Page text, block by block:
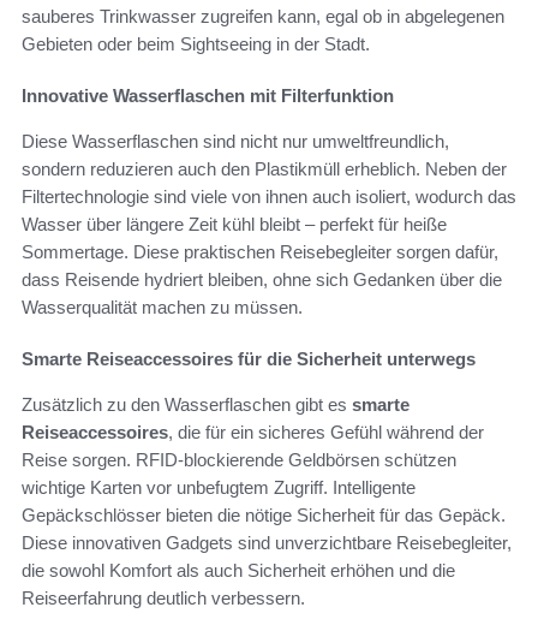
sauberes Trinkwasser zugreifen kann, egal ob in abgelegenen
Gebieten oder beim Sightseeing in der Stadt.
Innovative Wasserflaschen mit Filterfunktion
Diese Wasserflaschen sind nicht nur umweltfreundlich,
sondern reduzieren auch den Plastikmüll erheblich. Neben der
Filtertechnologie sind viele von ihnen auch isoliert, wodurch das
Wasser über längere Zeit kühl bleibt – perfekt für heiße
Sommertage. Diese praktischen Reisebegleiter sorgen dafür,
dass Reisende hydriert bleiben, ohne sich Gedanken über die
Wasserqualität machen zu müssen.
Smarte Reiseaccessoires für die Sicherheit unterwegs
Zusätzlich zu den Wasserflaschen gibt es smarte
Reiseaccessoires, die für ein sicheres Gefühl während der
Reise sorgen. RFID-blockierende Geldbörsen schützen
wichtige Karten vor unbefugtem Zugriff. Intelligente
Gepäckschlösser bieten die nötige Sicherheit für das Gepäck.
Diese innovativen Gadgets sind unverzichtbare Reisebegleiter,
die sowohl Komfort als auch Sicherheit erhöhen und die
Reiseerfahrung deutlich verbessern.